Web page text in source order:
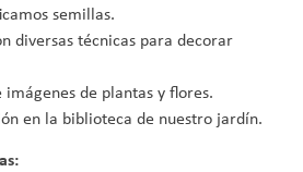
semillas.
diversas técnicas para decorar
de plantas y flores.
en la biblioteca de nuestro jardín.